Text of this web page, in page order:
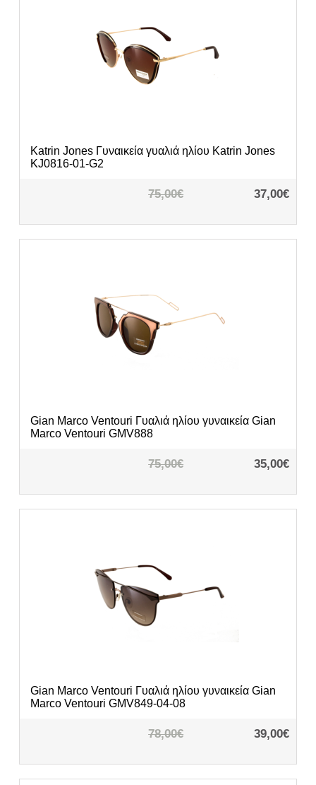
Katrin Jones Γυναικεία γυαλιά ηλίου Katrin Jones
KJ0816-01-G2
75,00€ 37,00€
Gian Marco Ventouri Γυαλιά ηλίου γυναικεία Gian
Marco Ventouri GMV888
75,00€ 35,00€
Gian Marco Ventouri Γυαλιά ηλίου γυναικεία Gian
Marco Ventouri GMV849-04-08
78,00€ 39,00€